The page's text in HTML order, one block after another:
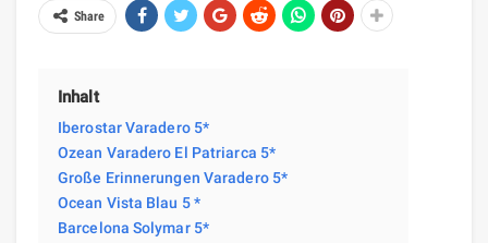
Share
Inhalt
Iberostar Varadero 5*
Ozean Varadero El Patriarca 5*
Große Erinnerungen Varadero 5*
Ocean Vista Blau 5 *
Barcelona Solymar 5*